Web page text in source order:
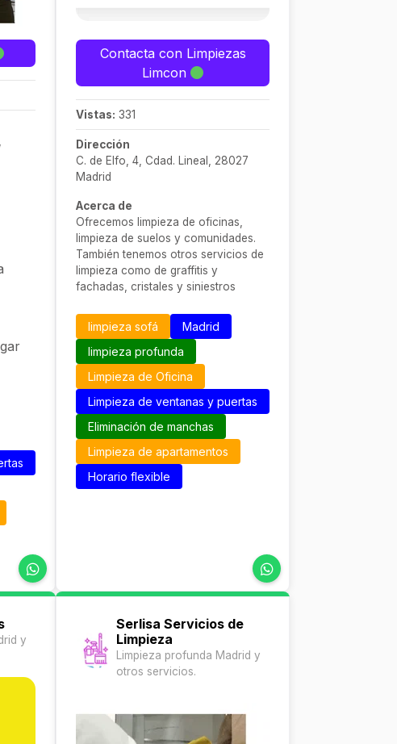
Contacta con Limpiezas
Limcon
Vistas: 331
Dirección
C. de Elfo, 4, Cdad. Lineal, 28027
Madrid
Acerca de
Ofrecemos limpieza de oficinas,
limpieza de suelos y comunidades.
También tenemos otros servicios de
limpieza como de graffitis y
fachadas, cristales y siniestros
limpieza sofá
Madrid
limpieza profunda
Limpieza de Oficina
Limpieza de ventanas y puertas
Eliminación de manchas
Limpieza de apartamentos
Horario flexible
y
Serlisa Servicios de
Limpieza
Limpieza profunda Madrid y
otros servicios.